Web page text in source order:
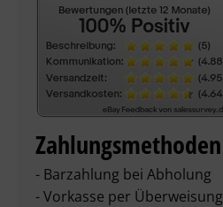
Zahlungsmethoden
- Barzahlung bei Abholung
- Vorkasse per Überweisung